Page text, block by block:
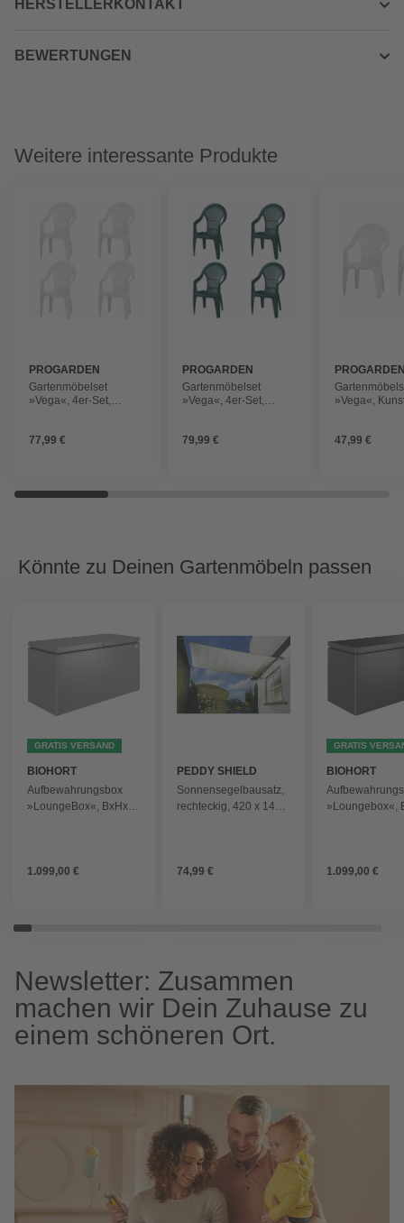
HERSTELLERKONTAKT
BEWERTUNGEN
Weitere interessante Produkte
PROGARDEN
Gartenmöbelset
»Vega«, 4er-Set,
77,99 €
PROGARDEN
Gartenmöbelset
»Vega«, 4er-Set,
79,99 €
»Vega«,
47,99 €
Könnte zu Deinen Gartenmöbeln passen
GRATIS VERSAND
BIOHORT
Aufbewahrungsbox
»LoungeBox«, BxHxT:
1.099,00 €
PEDDY SHIELD
Sonnensegelbausatz,
rechteckig, 420 x 140
74,99 €
GRATIS
BIOHORT
»Loungebox«,
1.099,00 €
Newsletter: Zusammen
machen wir Dein Zuhause zu
einem schöneren Ort.